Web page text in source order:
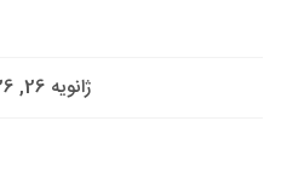
ژانویه 26, 2026